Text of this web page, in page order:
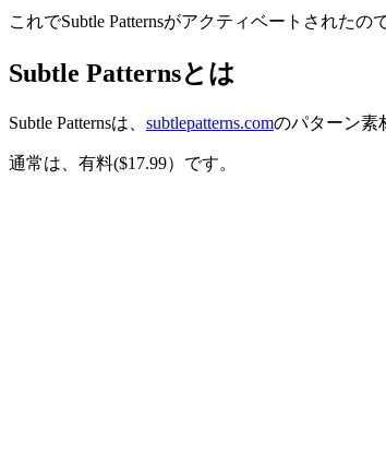
これでSubtle Patternsがアクティベートされた
Subtle Patternsとは
Subtle Patternsは、 subtlepatterns.comのパターン素
通常は、有料($17.99）です。